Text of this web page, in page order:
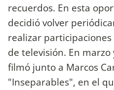
recuerdos. En esta
decidió volver
realizar
de televisión. En
filmó junto a Marcos
"Inseparables", en el